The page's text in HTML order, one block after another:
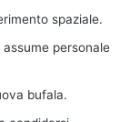
spaziale.
personale
bufala.